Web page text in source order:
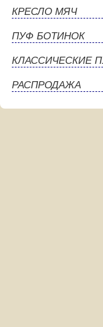
КРЕСЛО МЯЧ
ПУФ БОТИНОК
КЛАССИЧЕСКИЕ
РАСПРОДАЖА